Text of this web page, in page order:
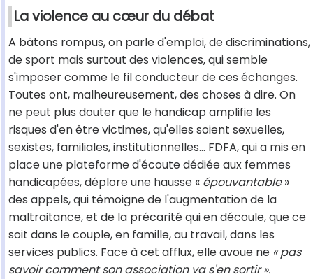
La violence au cœur du débat
A bâtons rompus, on parle d'emploi, de discriminations,
de sport mais surtout des violences, qui semble
s'imposer comme le fil conducteur de ces échanges.
Toutes ont, malheureusement, des choses à dire. On
ne peut plus douter que le handicap amplifie les
risques d'en être victimes, qu'elles soient sexuelles,
sexistes, familiales, institutionnelles… FDFA, qui a mis en
place une plateforme d'écoute dédiée aux femmes
handicapées, déplore une hausse « épouvantable»
des appels, qui témoigne de l'augmentation de la
maltraitance, et de la précarité qui en découle, que ce
soit dans le couple, en famille, au travail, dans les
services publics. Face à cet afflux, elle avoue ne « pas
savoir comment son association va s'en sortir ».